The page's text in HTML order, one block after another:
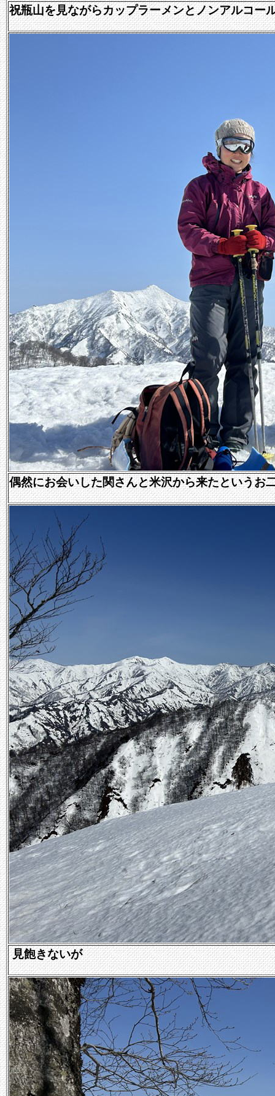
祝瓶山を見ながらカップラーメンとノンアルコー
偶然にお会いした関さんと米沢から来たというお
見飽きないが